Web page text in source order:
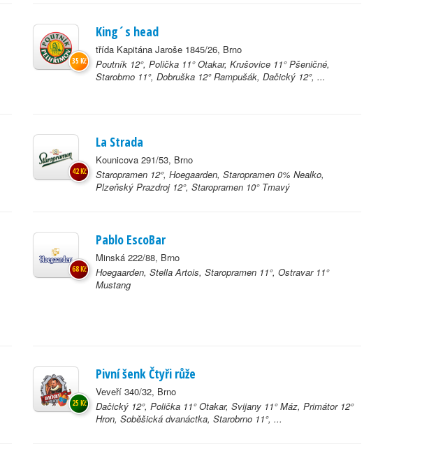
King´s head
třída Kapitána Jaroše 1845/26, Brno
Poutník 12°, Polička 11° Otakar, Krušovice 11° Pšeničné,
Starobrno 11°, Dobruška 12° Rampušák, Dačický 12°, ...
35 Kč
La Strada
Kounicova 291/53, Brno
Staropramen 12°, Hoegaarden, Staropramen 0% Nealko,
Plzeňský Prazdroj 12°, Staropramen 10° Tmavý
42 Kč
Pablo EscoBar
Minská 222/88, Brno
Hoegaarden, Stella Artois, Staropramen 11°, Ostravar 11°
Mustang
68 Kč
Pivní šenk Čtyři růže
Veveří 340/32, Brno
Dačický 12°, Polička 11° Otakar, Svijany 11° Máz, Primátor 12°
Hron, Soběšická dvanáctka, Starobrno 11°, ...
25 Kč